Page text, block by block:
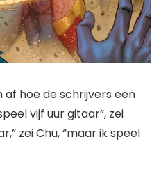
af hoe de schrijvers een
vijf uur gitaar”, zei
zei Chu, “maar ik speel